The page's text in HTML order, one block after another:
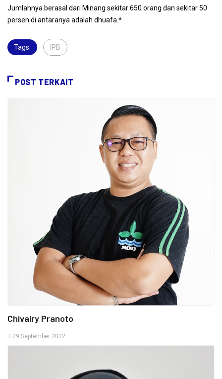
Jumlahnya berasal dari Minang sekitar 650 orang dan sekitar 50
persen di antaranya adalah dhuafa.*
Tags: IPB
POST TERKAIT
Chivalry Pranoto
29 September 2022